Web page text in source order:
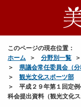
このページの現在位置：
ホーム
分野別一覧
県議会常任委員会（
観光文化スポーツ部
平成２９年第１回定
科会提出資料（観光文化ス